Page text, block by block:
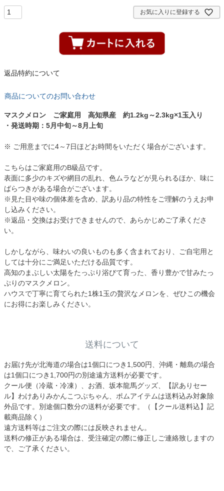
お気に入りに登録する
返品特約について
商品についてのお問い合わせ
マスクメロン ご家庭用 高知県産 約1.2kg～2.3kg×1玉入り
・発送時期：5月中旬～8月上旬
※ ご用意までに4～7日ほどお時間をいただく場合がございます。
こちらはご家庭用のB級品です。
表面に多少のキズや網目の乱れ、色ムラなどが見られるほか、味に
ばらつきがある場合がございます。
※見た目や味の個体差を含め、訳あり品の特性をご理解のうえお申
し込みください。
※返品・交換はお受けできませんので、あらかじめご了承くださ
い。
しかしながら、味わいの良いものも多く含まれており、ご自宅用と
しては十分にご満足いただける品質です。
高知のまぶしい太陽をたっぷり浴びて育った、香り豊かで甘みたっ
ぷりのマスクメロン。
ハウスで丁寧に育てられた1株1玉の贅沢なメロンを、ぜひこの機会
にお得にお楽しみください。
送料について
お届け先が北海道の場合は1個口につき1,500円、沖縄・離島の場合
は1個口につき1,700円の別途遠方送料が必要です。
クール便（冷蔵・冷凍）、お酒、坂本龍馬グッズ、【訳ありセー
ル】わけありみかんこつぶちゃん、ポムアイテムは送料込み対象除
外品です。別途個口数分の送料が必要です。（【クール送料込】記
載商品除く）
遠方送料等はご注文の際には反映されません。
送料の修正がある場合は、受注確定の際に修正しご連絡致しますの
で、ご了承ください。